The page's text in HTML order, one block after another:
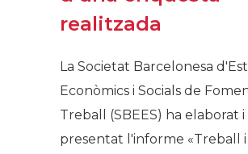
realitzada
La Societat Barcelonesa
Econòmics i Socials de
Treball (SBEES) ha elaborat i
presentat l'informe «Treball i